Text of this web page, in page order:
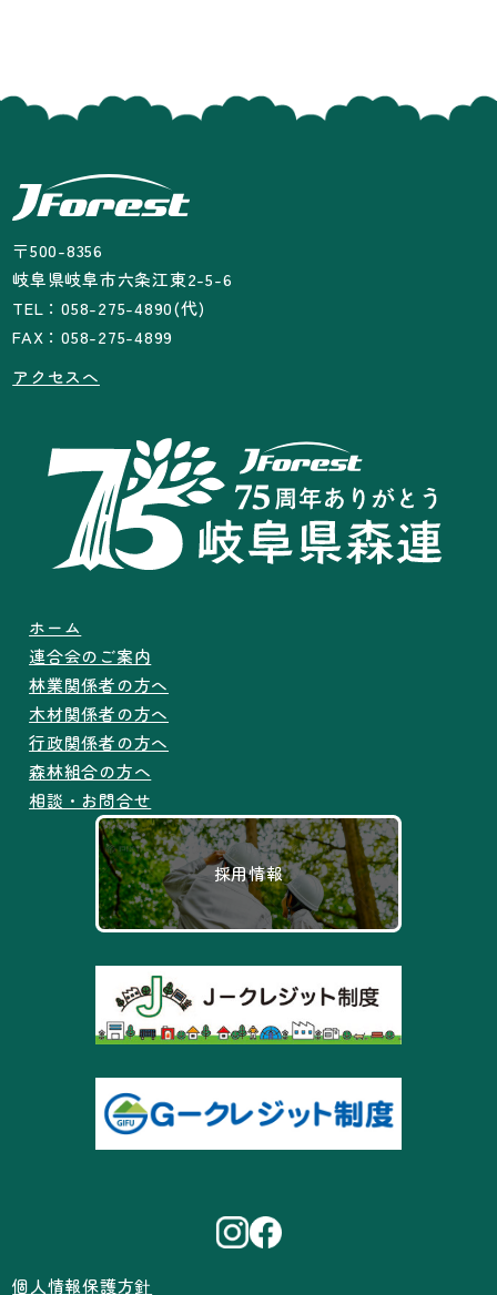
〒500-8356
岐阜県岐阜市六条江東2-5-6
TEL：058-275-4890(代)
FAX：058-275-4899
アクセスへ
ホーム
連合会のご案内
林業関係者の方へ
木材関係者の方へ
行政関係者の方へ
森林組合の方へ
相談・お問合せ
採用情報
個人情報保護方針